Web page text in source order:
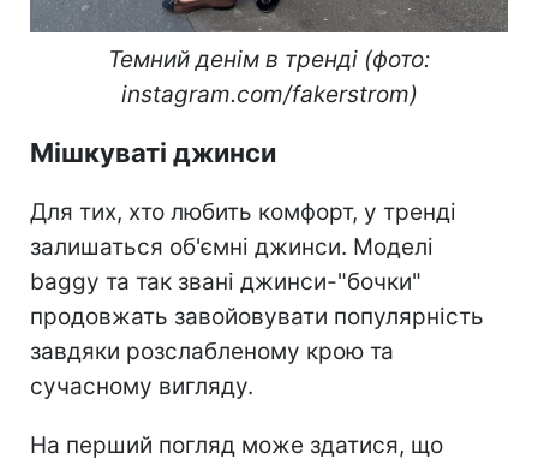
Темний денім в тренді (фото:
instagram.com/fakerstrom)
Мішкуваті джинси
Для тих, хто любить комфорт, у тренді
залишаться об'ємні джинси. Моделі
baggy та так звані джинси-"бочки"
продовжать завойовувати популярність
завдяки розслабленому крою та
сучасному вигляду.
На перший погляд може здатися, що